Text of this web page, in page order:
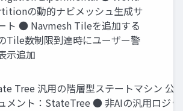
の動的ナビメッシュ生成サ
ト ● Navmesh Tileを追加する
Tile数制限到達時にユーザー警
示追加
Tree 汎用の階層型ステートマシン 公
メント：StateTree ● 非AIの汎用ロジッ